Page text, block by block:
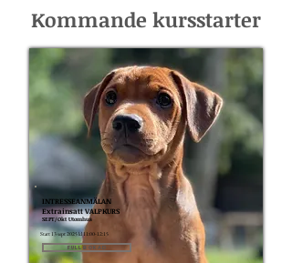
Kommande kursstarter
INTRESSEANMÄLAN
Extrainsatt VALPKURS
SEPT/Okt Utomhus
Start 13 sept 2025 kl 11:00-12:15
Fullbokad